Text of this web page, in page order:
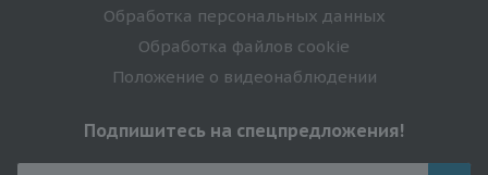
Обработка персональных данных
Обработка файлов cookie
Положение о видеонаблюдении
Подпишитесь на спецпредложения!